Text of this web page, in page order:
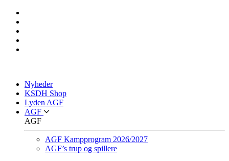
Nyheder
KSDH Shop
Lyden AGF
AGF
AGF
AGF Kampprogram 2026/2027
AGF’s trup og spillere